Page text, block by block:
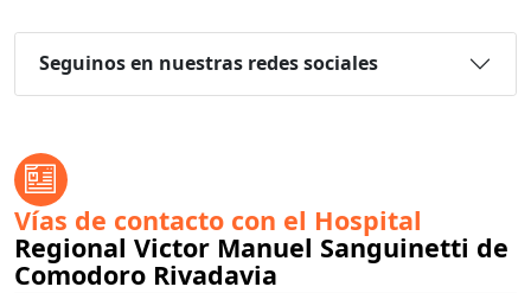
Seguinos en nuestras redes sociales
Vías de contacto con el Hospital
Regional Victor Manuel Sanguinetti de
Comodoro Rivadavia